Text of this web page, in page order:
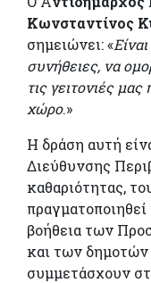
Κωνσταντίνος
σημειώνει: «
συνήθειες, να
τις γειτονιές
χώρο.»
Η δράση αυτή
Διεύθυνσης
καθαριότητας,
βοήθεια των
και των
συμμετάσχουν